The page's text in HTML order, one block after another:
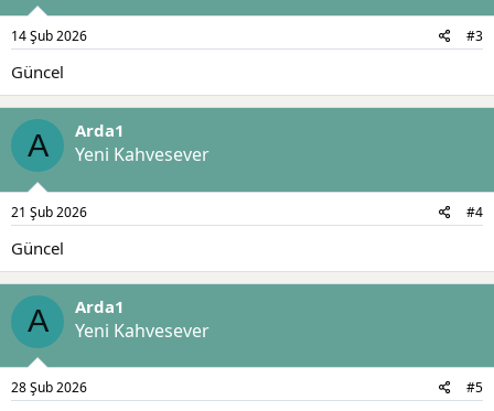
14 Şub 2026 #3
Güncel
A Arda1
Yeni Kahvesever
21 Şub 2026 #4
Güncel
A Arda1
Yeni Kahvesever
28 Şub 2026 #5